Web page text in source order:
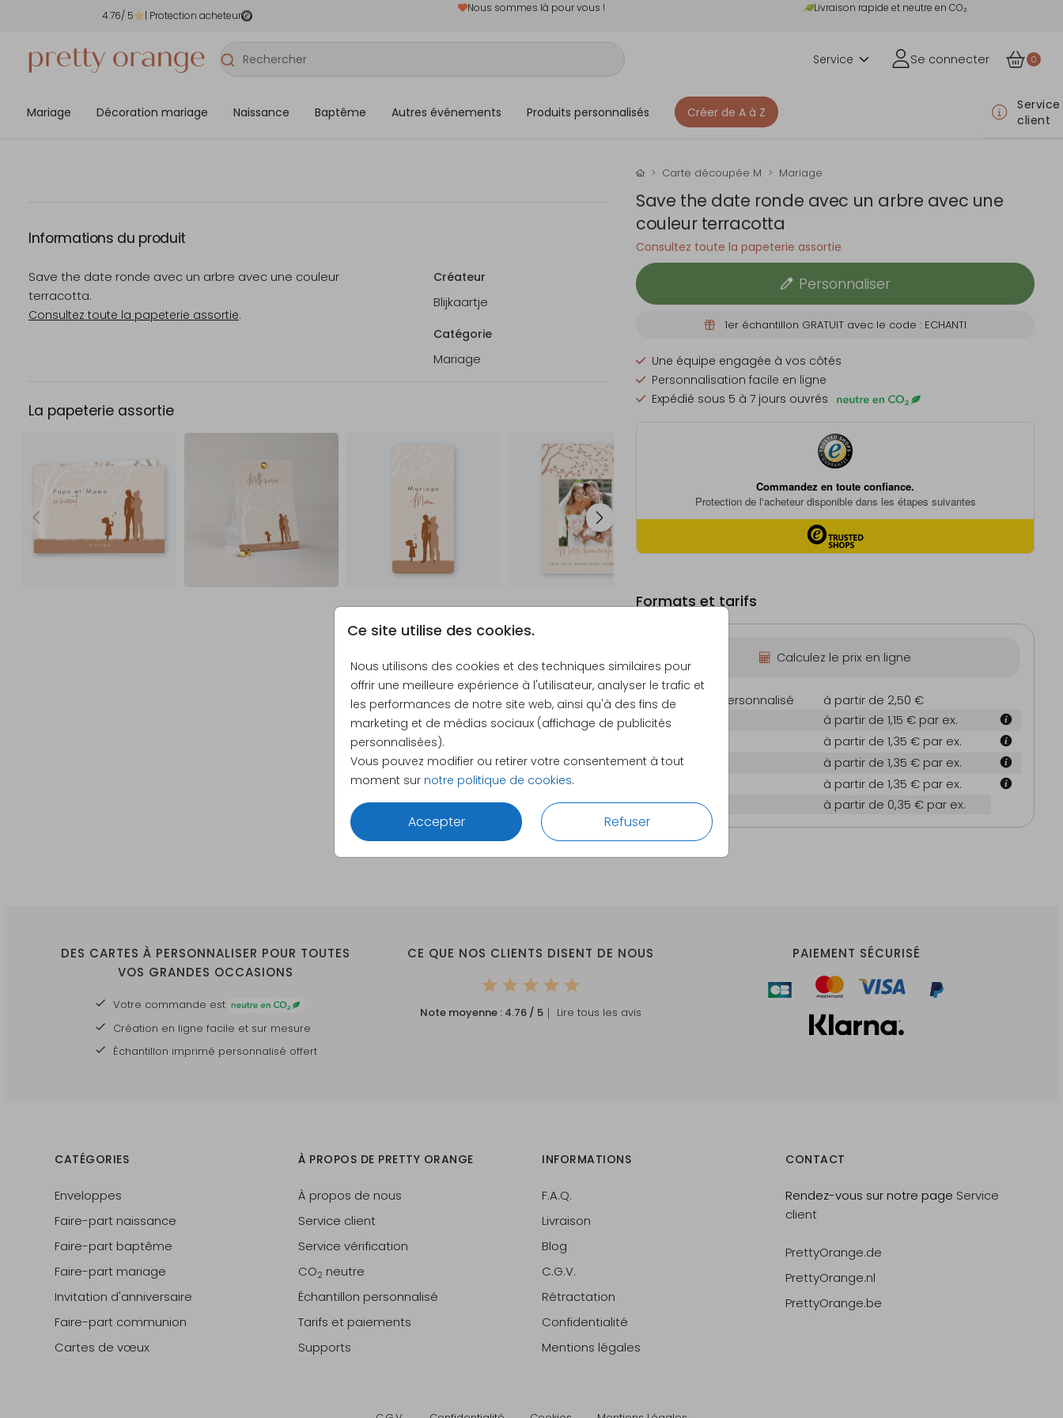
4.76/ 5 | Protection acheteur
Nous sommes là pour vous ! Livraison rapide et neutre en CO₂
Service Se connecter 0
Mariage Décoration mariage Naissance Baptême Autres événements Produits personnalisés Créer de A à Z
Service
client
Ce site utilise des cookies.
Nous utilisons des cookies et des techniques similaires pour
offrir une meilleure expérience à l'utilisateur, analyser le trafic et
les performances de notre site web, ainsi qu'à des fins de
marketing et de médias sociaux (affichage de publicités
personnalisées).
Vous pouvez modifier ou retirer votre consentement à tout
moment sur notre politique de cookies.
Accepter Refuser
Informations du produit
Save the date ronde avec un arbre avec une couleur
terracotta.
Consultez toute la papeterie assortie.
Créateur
Blijkaartje
Catégorie
Mariage
La papeterie assortie
Carte découpée M Mariage
Save the date ronde avec un arbre avec une
couleur terracotta
Consultez toute la papeterie assortie
Personnaliser
1er échantillon GRATUIT avec le code : ECHANTI
Une équipe engagée à vos côtés
Personnalisation facile en ligne
Expédié sous 5 à 7 jours ouvrés
Formats et tarifs
Calculez le prix en ligne
Échantillon personnalisé
à partir de 2,50 €
11 × 11 cm
à partir de 1,15 € par ex.
à partir de 1,35 € par ex.
13 × 13 cm
à partir de 1,35 € par ex.
à partir de 1,35 € par ex.
Enveloppes
à partir de 0,35 € par ex.
DES CARTES À PERSONNALISER POUR TOUTES
VOS GRANDES OCCASIONS
Votre commande est
Création en ligne facile et sur mesure
Échantillon imprimé personnalisé offert
CE QUE NOS CLIENTS DISENT DE NOUS
Note moyenne : 4.76 / 5 ｜ Lire tous les avis
PAIEMENT SÉCURISÉ
CATÉGORIES
Enveloppes
Faire-part naissance
Faire-part baptême
Faire-part mariage
Invitation d'anniversaire
Faire-part communion
Cartes de vœux
À PROPOS DE PRETTY ORANGE
À propos de nous
Service client
Service vérification
CO2 neutre
Échantillon personnalisé
Tarifs et paiements
Supports
INFORMATIONS
F.A.Q.
Livraison
Blog
C.G.V.
Rétractation
Confidentialité
Mentions légales
CONTACT
Rendez-vous sur notre page Service
client
PrettyOrange.de
PrettyOrange.nl
PrettyOrange.be